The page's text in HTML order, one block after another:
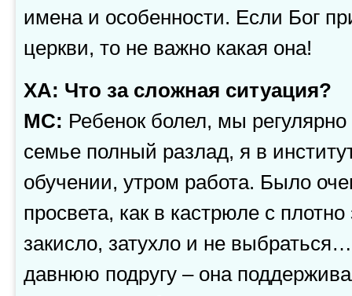
имена и особенности. Если Бог
церкви, то не важно какая она!
ХА: Что за сложная ситуация?
МС: Ребенок болел, мы
семье полный разлад, я в
обучении, утром работа. Было
просвета, как в кастрюле с
закисло, затухло и не
давнюю подругу – она